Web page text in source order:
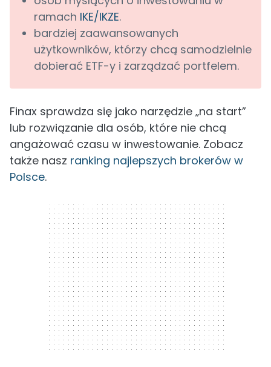
ramach IKE/IKZE.
bardziej zaawansowanych
użytkowników, którzy chcą samodzielnie
dobierać ETF-y i zarządzać portfelem.
Finax sprawdza się jako narzędzie „na start”
lub rozwiązanie dla osób, które nie chcą
angażować czasu w inwestowanie. Zobacz
także nasz ranking najlepszych brokerów w
Polsce.
300 x 250